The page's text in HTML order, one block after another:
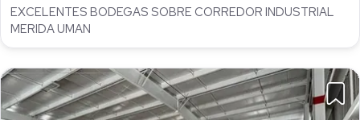
EXCELENTES BODEGAS SOBRE CORREDOR INDUSTRIAL
MERIDA UMAN